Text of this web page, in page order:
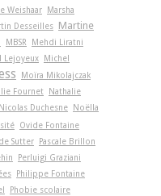
Weishaar
Marsha
Desseilles Martine
MBSR Mehdi Liratni
Lejoyeux
Michel
Moïra Mikolajczak
Fournet
Nathalie
Nicolas Duchesne
Noëlla
Ovide Fontaine
Sutter
Pascale Brillon
Perluigi Graziani
Philippe Fontaine
Phobie scolaire